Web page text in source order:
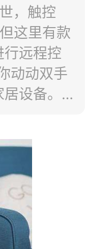
，触控
这里有款
远程控
动动双手
设备。
居版的
多数3